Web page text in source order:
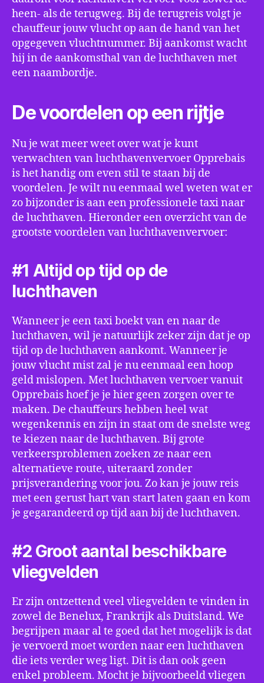
heen- als de terugweg. Bij de terugreis volgt je
chauffeur jouw vlucht op aan de hand van het
opgegeven vluchtnummer. Bij aankomst wacht
hij in de aankomsthal van de luchthaven met
een naambordje.
De voordelen op een rijtje
Nu je wat meer weet over wat je kunt
verwachten van luchthavenvervoer Opprebais
is het handig om even stil te staan bij de
voordelen. Je wilt nu eenmaal wel weten wat er
zo bijzonder is aan een professionele taxi naar
de luchthaven. Hieronder een overzicht van de
grootste voordelen van luchthavenvervoer:
#1 Altijd op tijd op de
luchthaven
Wanneer je een taxi boekt van en naar de
luchthaven, wil je natuurlijk zeker zijn dat je op
tijd op de luchthaven aankomt. Wanneer je
jouw vlucht mist zal je nu eenmaal een hoop
geld mislopen. Met luchthaven vervoer vanuit
Opprebais hoef je je hier geen zorgen over te
maken. De chauffeurs hebben heel wat
wegenkennis en zijn in staat om de snelste weg
te kiezen naar de luchthaven. Bij grote
verkeersproblemen zoeken ze naar een
alternatieve route, uiteraard zonder
prijsverandering voor jou. Zo kan je jouw reis
met een gerust hart van start laten gaan en kom
je gegarandeerd op tijd aan bij de luchthaven.
#2 Groot aantal beschikbare
vliegvelden
Er zijn ontzettend veel vliegvelden te vinden in
zowel de Benelux, Frankrijk als Duitsland. We
begrijpen maar al te goed dat het mogelijk is dat
je vervoerd moet worden naar een luchthaven
die iets verder weg ligt. Dit is dan ook geen
enkel probleem. Mocht je bijvoorbeeld vliegen